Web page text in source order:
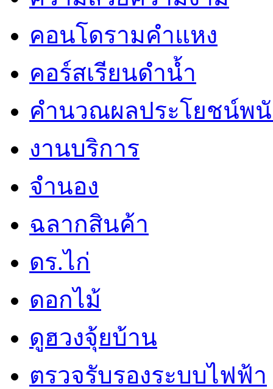
คอนโดรามคำแหง
คอร์สเรียนดำน้ำ
คำนวณผลประโยชน์พ
งานบริการ
จำนอง
ฉลากสินค้า
ดร.ไก่
ดอกไม้
ดูฮวงจุ้ยบ้าน
ตรวจรับรองระบบไฟฟ้า